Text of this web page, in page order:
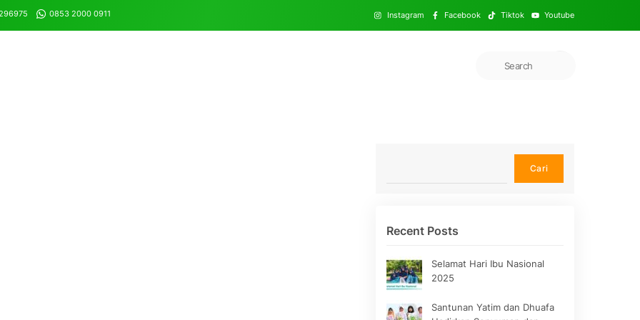
0853 2000 0911 Instagram Facebook Tiktok Youtube
Cari
Recent Posts
Selamat Hari Ibu Nasional
2025
Santunan Yatim dan Dhuafa